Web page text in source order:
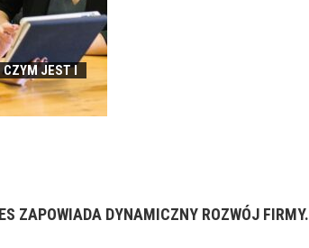
CZYM JEST I
JAK WYRÓŻNIĆ PRODUKT NA
RYNKU – PORADY
ZAPOWIADA DYNAMICZNY ROZWÓJ FIRMY.